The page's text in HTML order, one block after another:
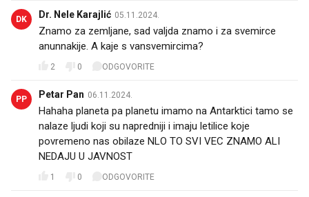
DK Dr. Nele Karajlić 05.11.2024.
Znamo za zemljane, sad valjda znamo i za svemirce
anunnakije. A kaje s vansvemircima?
2 0 ODGOVORITE
PP Petar Pan 06.11.2024.
Hahaha planeta pa planetu imamo na Antarktici tamo se
nalaze ljudi koji su napredniji i imaju letilice koje
povremeno nas obilaze NLO TO SVI VEC ZNAMO ALI
NEDAJU U JAVNOST
1 0 ODGOVORITE